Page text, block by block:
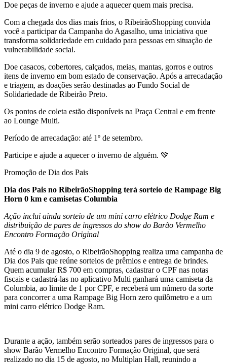
Doe peças de inverno e ajude a aquecer quem mais precisa.
Com a chegada dos dias mais frios, o RibeirãoShopping convida
você a participar da Campanha do Agasalho, uma iniciativa que
transforma solidariedade em cuidado para pessoas em situação de
vulnerabilidade social.
Doe casacos, cobertores, calçados, meias, mantas, gorros e outros
itens de inverno em bom estado de conservação. Após a arrecadação
e triagem, as doações serão destinadas ao Fundo Social de
Solidariedade de Ribeirão Preto.
Os pontos de coleta estão disponíveis na Praça Central e em frente
ao Lounge Multi.
Período de arrecadação: até 1º de setembro.
Participe e ajude a aquecer o inverno de alguém. 💚
Promoção de Dia dos Pais
Dia dos Pais no RibeirãoShopping terá sorteio de Rampage Big
Horn 0 km e camisetas Columbia
Ação inclui ainda sorteio de um mini carro elétrico Dodge Ram e
distribuição de pares de ingressos do show do Barão Vermelho
Encontro Formação Original
Até o dia 9 de agosto, o RibeirãoShopping realiza uma campanha de
Dia dos Pais que reúne sorteios de prêmios e entrega de brindes.
Quem acumular R$ 700 em compras, cadastrar o CPF nas notas
fiscais e cadastrá-las no aplicativo Multi ganhará uma camiseta da
Columbia, ao limite de 1 por CPF, e receberá um número da sorte
para concorrer a uma Rampage Big Horn zero quilômetro e a um
mini carro elétrico Dodge Ram.
Durante a ação, também serão sorteados pares de ingressos para o
show Barão Vermelho Encontro Formação Original, que será
realizado no dia 15 de agosto, no Multiplan Hall, reunindo a